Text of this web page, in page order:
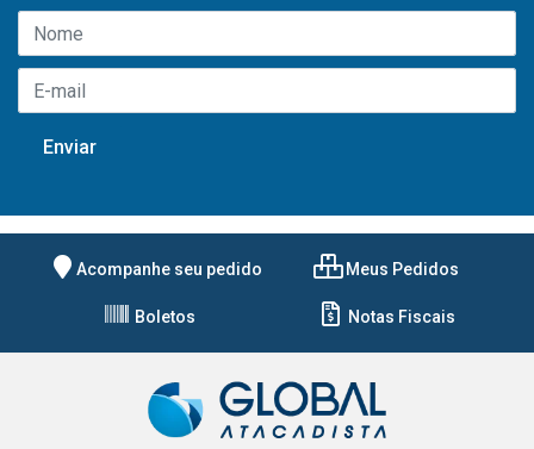
Acompanhe seu pedido Meus Pedidos
Boletos Notas Fiscais